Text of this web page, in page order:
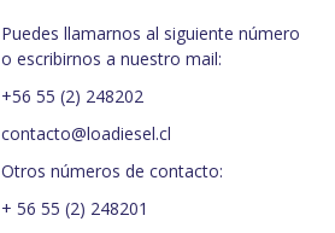
Puedes llamarnos al siguiente número
o escribirnos a nuestro mail:
+56 55 (2) 248202
contacto@loadiesel.cl
Otros números de contacto:
+ 56 55 (2) 248201